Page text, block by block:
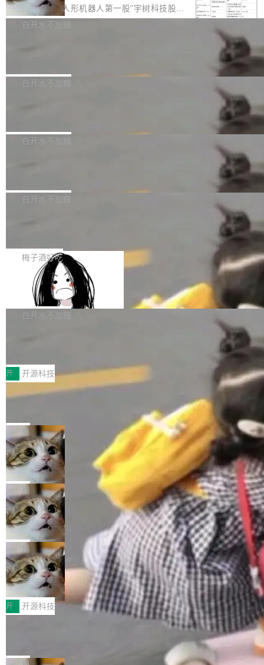
agent 有本质区别。大多数 agent harness 的设
计是基于早期模型的能力—...
细致的一份规则。 政策的核心只有一句话：LLM
可以用来分析、提炼、审阅、建议，但不能用来
不得生成涉及安全性的关键变更，除非作者本身
ek 获配 93.3 万股，锁定 36 个月
8月6日晚间，“人形机器人第一股”宇树科技股份
有限公司披露IPO发行价格及战略配售结果，杭
36个月。 公告显示，本次宇树科技战略配售对
员工参与设立的专项资产管理计划。其中，Dee
获配9...
白开水不加糖
Bug fixes and enhancements 修复多次传递同
一个回归问题，该问题导致拉取镜像时会拒绝包
题，该问题可能导致在旧版 Linux 内核...
白开水不加糖
e 孵化器项目管理委员会（IPMC）投票中获得
P）！这一里程碑不仅标志着 Fluss 迈入新的发
白开水不加糖
长期停止内容更新，未能实现其作为“AI版维基百
提交的编辑请求也长期处于待处理状态。 Groki
pedia 于去年底上线，定位为由人工智能生成内
容的百科平台，被马斯克视为传统众包百科网站
维基百科的替代方案。Lawfare 调查发现，无论
热门页面还是低关注度页面，均未出现近期更
白开水不加糖
是这样的：配 MessageSource 的 Bean、写 R
eloadableResourceBundleMessageSource、
声明 LocaleResolver、注册 LocaleChangeInt
erceptor…五六步之后才能看到第一行翻译文
本。 Solon 换了个方式。整个 i18n 模块围绕三
梅子酒好吃
Apache Doris 4.1 全面增强 Iceberg：
支持 UPDATE、MERGE INTO 与 Iceb
erg V3
Apache Doris 4.1 要补齐的，正是缺失的那一
半。在已有查询能力的基础上，Doris 进一步支
常维护操作，并完整支持 Iceberg V3 格式。
白开水不加糖
村国家自主创新示范区会议中心开幕。本届大会
由中关村智联软件服务业质量创新联盟主办，以
“智构可信·质创未来——AI原生时代的质量新范
式”为主题，直面AI从实验室走向规模化产业落地
的核心质量命题。会上，《2026智能研发生产力
工具选型手册》发布，Testin云测的Testin XAge
nt智能测试系统入选AI测试领域代表产品。对CI
O而言，这提示了一个转变：AI测试正在从效率
工具升级为企业的质量基础设施。 CIO面对的新
现实 过去两年，CIO们的焦虑清单上多了两项：
一是如何让大模型和智能体应用安全地从PoC走
向生产，二是如何让测试团队跟得上AI应用...
开 开源科技
让非法状态不可表示：一篇关于 ADT
有一种东西，一旦用过就回不去了。Alex Fedos
eev 管它叫"软件设计的基石"。 他说的东西不新
鲜——代数数据类型（ADT），尤其是和类型
（sum type）。但他说清楚了一件事：这不是类
型系统的学术体操，是日常编码的思维方式。 文
章从一个简单的例子切入。一个网站的深色主题
设置，如果用布尔值 + 可空字段来表示——bool
ean 表示是否可切换，nullable 的默认模式、浅
色方案、深色方案——会产生大量无意义的组
合。方案缺了、配置冲突了、全 null 了。要知道
哪些组合有效，作者说，你得靠"文档、校验、或
者部落知识"。 换个写法。Rust 的 enum，两个
变体：Switchable...
局
Cloudflare 开源内部企业 AI 平台 Clou
dflare OS
Cloudflare 发布了一个开源项目 Cloudflare O
S。如果你只看官方博客，你会觉得这是又一
个"AI 知识库 + 聊天机器人"——每个大厂都在
做，没什么新鲜的。 但 Kenton Varda 在 Twitte
r 上把事情说清楚了： 今天我们发布了 Cloudfla
re OS，一个带连接器的聊天机器人，跟其他所
有科技公司做的一样。只不过，实际上它不一
样。这是 Sandstorm.io 的重制版，我十年前的
那个创业公司。不同的是，这次它构建在 Cloudf
lare Workers 上——我花了九年时间搭建的平台
——并且深度集成了 AI。这基本上是我十年秘密
局
Deno 团队开源 Celld，可自托管的分
布式 Durable Objects
Ryan Dahl 领导的 Deno 团队推出了最新开源项
目 Celld，一个能在自己机器上运行 Cloudflare
Workers 和 Durable Objects 的守护进程。 设
计思路很直接：每个对象是一个独立的 SQLite
数据库，按名称寻址，复制到你自己的 S3 兼容
存储库里。节点之间只通过这个存储库协调——
没有控制平面，没有共识协议。每个对象自带一
个小型数据库，应用天然按分片构建，单个数据
库的竞争和爆炸半径问题在设计层面就被消除
了。 闲置的 cell 会休眠到几乎不占资源。当 cel
局
鲁大师7月新机性能/流畅/AI榜：vivo夺
性能、流畅双第一，三星Galaxy Z系列
新折叠缺席
2026年7月的手机市场，由于存储等硬件成本暴
增，手机厂商的日子也不好过啊，新机速度明显
放缓，因此硝烟味淡了许多。新机参数规格除开
Fold8 / Z Flip8）外，其余要么是中低端机器，
例如iQOO Z11i、REDMI Note 17、REDMI No
开 开源科技
Zed 编辑器团队发布了新项目——DeltaDB，一
个在 git commit 之间记录每一次编辑操作的版